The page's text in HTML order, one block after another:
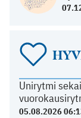
Unirytmi
05.08.2026